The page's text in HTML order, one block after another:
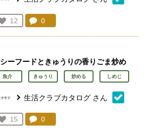
お気に入り登録：
12
人が登録
コメント：
0
シーフードときゅうりの香りごま炒め
魚介 きゅうり 炒める しめじ
生活クラブカタログ さん
お気に入り登録：
15
人が登録
コメント：
0